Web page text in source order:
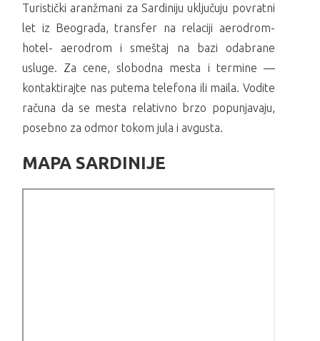
Turistički aranžmani za Sardiniju uključuju povratni
let iz Beograda, transfer na relaciji aerodrom-
hotel- aerodrom i smeštaj na bazi odabrane
usluge. Za cene, slobodna mesta i termine —
kontaktirajte nas putema telefona ili maila. Vodite
računa da se mesta relativno brzo popunjavaju,
posebno za odmor tokom jula i avgusta.
MAPA SARDINIJE